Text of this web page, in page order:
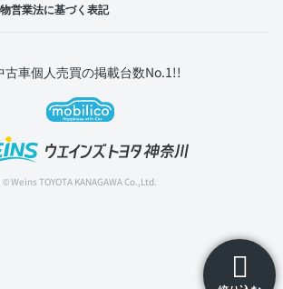
営業法に基づく表記
© Weins TOYOTA KANAGAWA Co.,Ltd.